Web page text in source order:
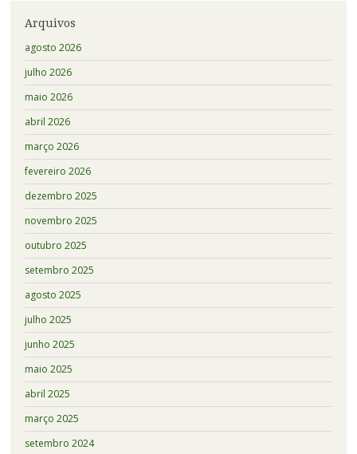
Arquivos
agosto 2026
julho 2026
maio 2026
abril 2026
março 2026
fevereiro 2026
dezembro 2025
novembro 2025
outubro 2025
setembro 2025
agosto 2025
julho 2025
junho 2025
maio 2025
abril 2025
março 2025
setembro 2024